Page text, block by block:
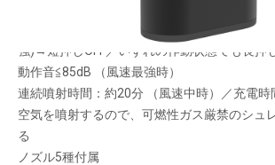
操作方法 長押しON ：(弱)→短押し(中)→短押
強)→短押しOFF／いずれの作動状態でも長押
動作音≦85dB （風速最強時）
連続噴射時間：約20分 （風速中時）／充電時
空気を噴射するので、可燃性ガス厳禁のシュ
る
ノズル5種付属